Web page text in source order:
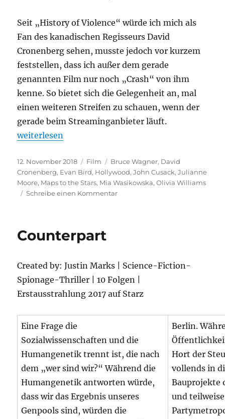
Seit „History of Violence“ würde ich mich als
Fan des kanadischen Regisseurs David
Cronenberg sehen, musste jedoch vor kurzem
feststellen, dass ich außer dem gerade
genannten Film nur noch „Crash“ von ihm
kenne. So bietet sich die Gelegenheit an, mal
einen weiteren Streifen zu schauen, wenn der
gerade beim Streaminganbieter läuft.
„Maps to the Stars“
weiterlesen
Veröffentlicht
am
12. November 2018 Kategorien
Film Schlagwörter
Bruce Wagner, David
Cronenberg, Evan Bird, Hollywood,John Cusack,Julianne
Moore, Maps to the Stars, Mia Wasikowska,Olivia Williams
Schreibe einen Kommentarzu
Counterpart
Created by: Justin Marks | Science-Fiction-
Spionage-Thriller | 10 Folgen |
Erstausstrahlung 2017 auf Starz
Eine Frage die
Sozialwissenschaften und die
Humangenetik trennt ist, die nach
dem „wer sind wir?“ Während die
Humangenetik antworten würde,
dass wir das Ergebnis unseres
Genpools sind, würden die
Berlin.
Hort der
vollends in
Bauprojekte
und